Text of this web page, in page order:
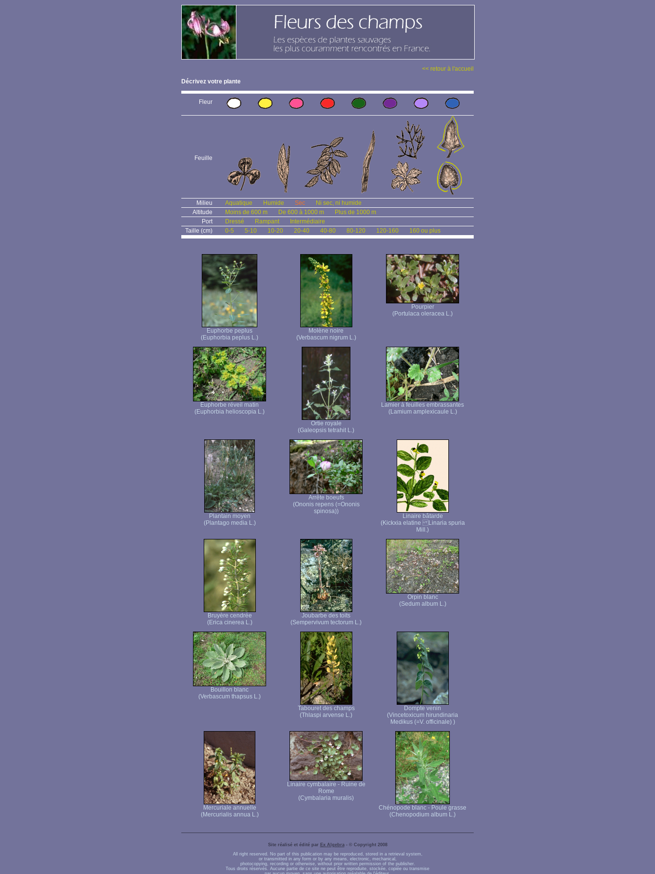
<< retour à l'accueil
Décrivez votre plante
Fleur
Feuille
Milieu Aquatique Humide Sec
Ni sec, ni humide
Altitude
Moins de 600 m De 600 à 1000 m
Plus de 1000 m
Port
Dressé Rampant
Intermédiaire
Taille (cm)
0-5 5-10 10-20 20-40 40-80 80-120 120-160 160 ou plus
Euphorbe peplus
(Euphorbia peplus L.)
Molène noire
(Verbascum nigrum L.)
Pourpier
(Portulaca oleracea L.)
Euphorbe réveil matin
(Euphorbia helioscopia L.)
Ortie royale
(Galeopsis tetrahit L.)
Lamier à feuilles embrassantes
(Lamium amplexicaule L.)
Plantain moyen
(Plantago media L.)
Arrête boeufs
(Ononis repens (=Ononis
spinosa))
Linaire bâtarde
(Kickxia elatine Linaria spuria
Mill.)
Bruyère cendrée
(Erica cinerea L.)
Joubarbe des toits
(Sempervivum tectorum L.)
Orpin blanc
(Sedum album L.)
Bouillon blanc
(Verbascum thapsus L.)
Tabouret des champs
(Thlaspi arvense L.)
Dompte venin
(Vincetoxicum hirundinaria
Medikus (=V. officinale) )
Mercuriale annuelle
(Mercurialis annua L.)
Linaire cymbalaire - Ruine de
Rome
(Cymbalaria muralis)
Chénopode blanc - Poule grasse
(Chenopodium album L.)
Site réalisé et édité par Ex Algebra- © Copyright 2008
All right reserved. No part of this publication may be reproduced, stored in a retrieval system,
or transmitted in any form or by any means, electronic, mechanical,
photocopying, recording or otherwise, without prior written permission of the publisher.
Tous droits réservés. Aucune partie de ce site ne peut être reproduite, stockée, copiée ou transmise